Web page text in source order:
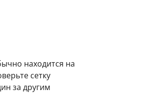
находится на
сетку
за другим